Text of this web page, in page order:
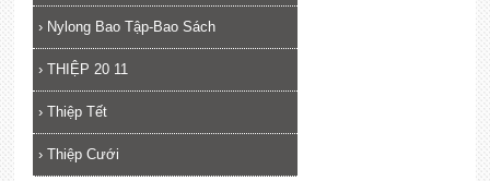
› Nylong Bao Tập-Bao Sách
› THIỆP 20 11
› Thiệp Tết
› Thiệp Cưới